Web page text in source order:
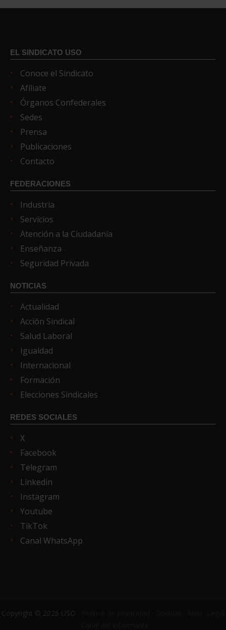
EL SINDICATO USO
Conoce el Sindicato
Afíliate
Órganos Confederales
Sedes
Prensa
Publicaciones
Contacto
FEDERACIONES
Industria
Servicios
Atención a la Ciudadanía
Enseñanza
Seguridad Privada
NOTICIAS
Actualidad
Acción Sindical
Salud Laboral
Igualdad
Internacional
Formación
Elecciones Sindicales
REDES SOCIALES
X
Facebook
Telegram
Linkedin
Instagram
Youtube
TikTok
Canal WhatsApp
Copyright © 2026 USO ·